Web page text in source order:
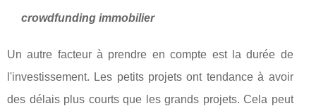
crowdfunding immobilier
Un autre facteur à prendre en compte est la durée de
l'investissement. Les petits projets ont tendance à avoir
des délais plus courts que les grands projets. Cela peut